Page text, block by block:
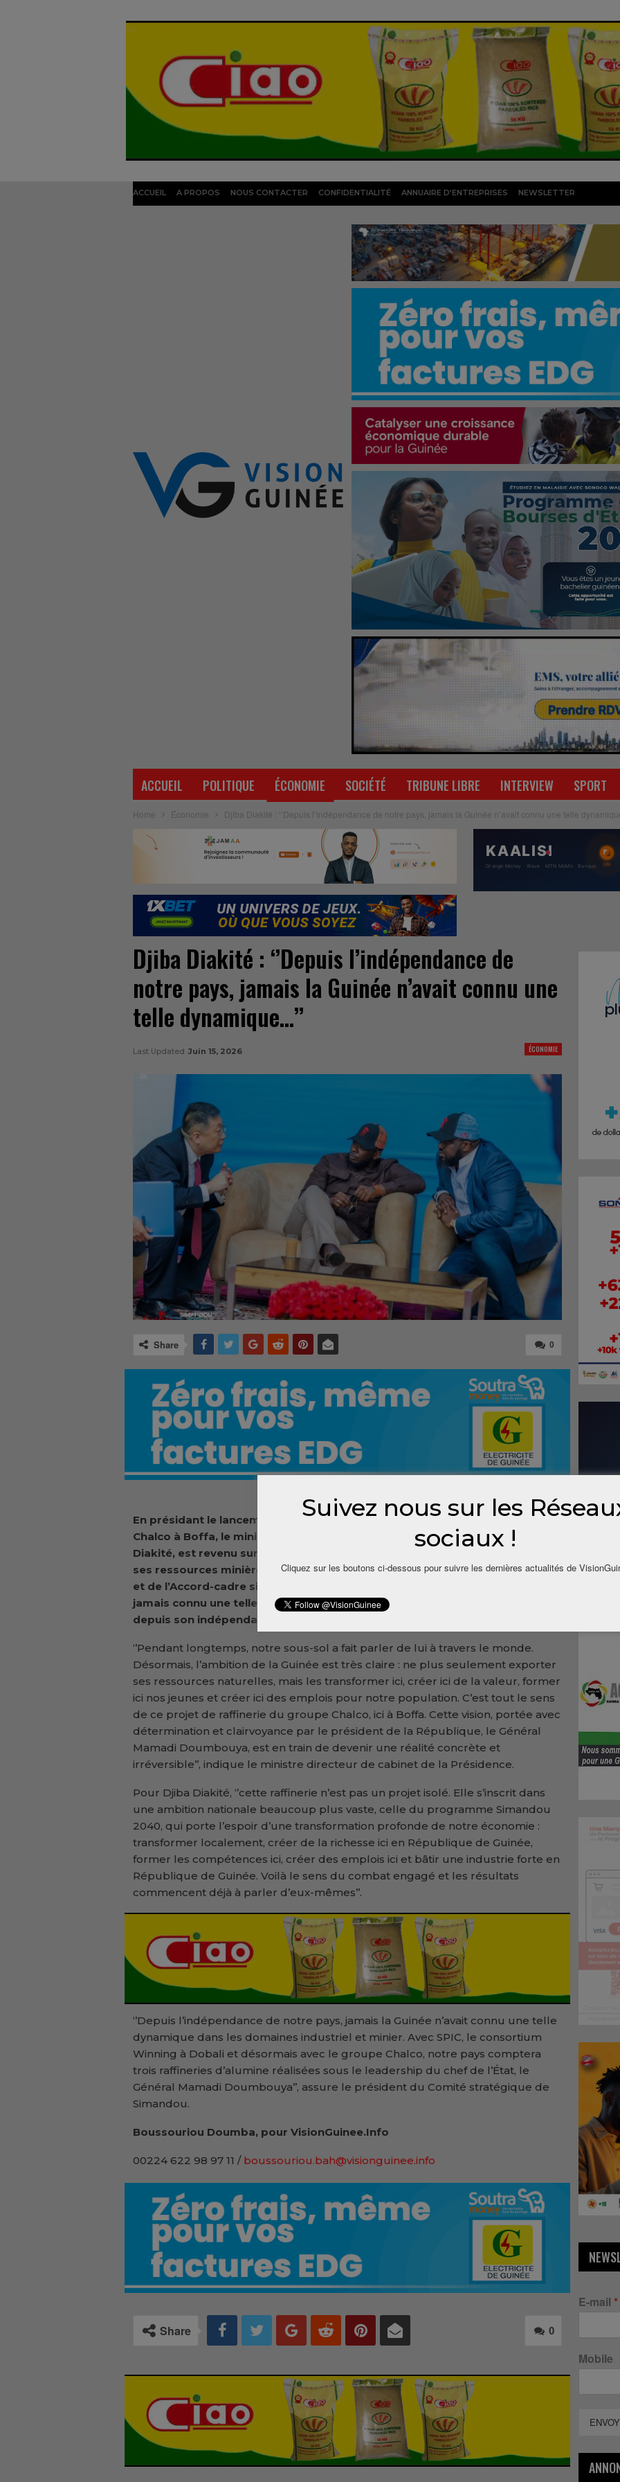
ACCUEIL A PROPOS NOUS CONTACTER CONFIDENTIALITÉ ANNUAIRE D’ENTREPRISES NEWSLETTER
ACCUEIL POLITIQUE ÉCONOMIE SOCIÉTÉ TRIBUNE LIBRE INTERVIEW SPORT
Home Économie Djiba Diakité : ‘’Depuis l’indépendance de notre pays, jamais la Guinée n’avait connu une telle
Djiba Diakité : ‘’Depuis l’indépendance de
notre pays, jamais la Guinée n’avait connu une
telle dynamique…’’
ÉCONOMIE
Last Updated Juin 15, 2026
0
Share
En présidant le lancement des travaux de la raffinerie d’alumine du groupe
Chalco à Boffa, le ministre directeur de cabinet de la Présidence, Djiba
Diakité, est revenu sur l’ambition de la Guinée de transformer localement
ses ressources minières. Le président du Comité stratégique de Simandou
et de l’Accord-cadre sino-guinéen a également affirmé que le pays n’avait
jamais connu une telle dynamique dans les secteurs industriel et minier
depuis son indépendance.
‘’Pendant longtemps, notre sous-sol a fait parler de lui à travers le monde.
Désormais, l’ambition de la Guinée est très claire : ne plus seulement exporter
ses ressources naturelles, mais les transformer ici, créer ici de la valeur, former
ici nos jeunes et créer ici des emplois pour notre population. C’est tout le sens
de ce projet de raffinerie du groupe Chalco, ici à Boffa. Cette vision, portée avec
détermination et clairvoyance par le président de la République, le Général
Mamadi Doumbouya, est en train de devenir une réalité concrète et
irréversible’’, indique le ministre directeur de cabinet de la Présidence.
Pour Djiba Diakité, ‘’cette raffinerie n’est pas un projet isolé. Elle s’inscrit dans
une ambition nationale beaucoup plus vaste, celle du programme Simandou
2040, qui porte l’espoir d’une transformation profonde de notre économie :
transformer localement, créer de la richesse ici en République de Guinée,
former les compétences ici, créer des emplois ici et bâtir une industrie forte en
République de Guinée. Voilà le sens du combat engagé et les résultats
commencent déjà à parler d’eux-mêmes’’.
‘’Depuis l’indépendance de notre pays, jamais la Guinée n’avait connu une telle
dynamique dans les domaines industriel et minier. Avec SPIC, le consortium
Winning à Dobali et désormais avec le groupe Chalco, notre pays comptera
trois raffineries d’alumine réalisées sous le leadership du chef de l’État, le
Général Mamadi Doumbouya’’, assure le président du Comité stratégique de
Simandou.
Boussouriou Doumba, pour VisionGuinee.Info
00224 622 98 97 11 / boussouriou.bah@visionguinee.info
0
Share
E-mail *
Mobile
Suivez nous sur les
sociaux !
Cliquez sur les boutons ci-dessous pour suivre les dernières actualités de